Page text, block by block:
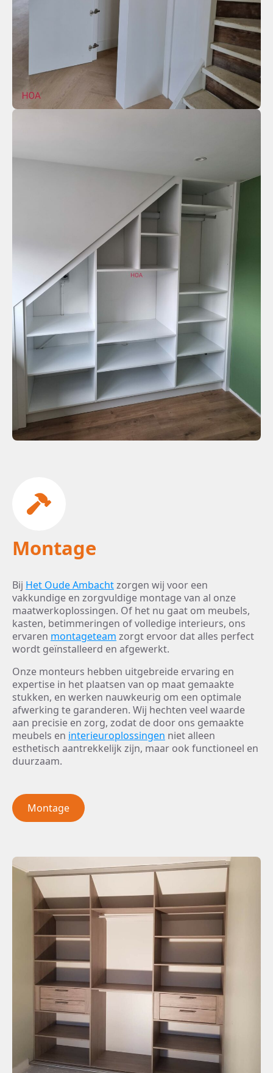
Montage
Bij Het Oude Ambachtzorgen wij voor een
vakkundige en zorgvuldige montage van al onze
maatwerkoplossingen. Of het nu gaat om meubels,
kasten, betimmeringen of volledige interieurs, ons
ervaren montageteam zorgt ervoor dat alles perfect
wordt geïnstalleerd en afgewerkt.
Onze monteurs hebben uitgebreide ervaring en
expertise in het plaatsen van op maat gemaakte
stukken, en werken nauwkeurig om een optimale
afwerking te garanderen. Wij hechten veel waarde
aan precisie en zorg, zodat de door ons gemaakte
meubels en interieuroplossingen niet alleen
esthetisch aantrekkelijk zijn, maar ook functioneel en
duurzaam.
Montage